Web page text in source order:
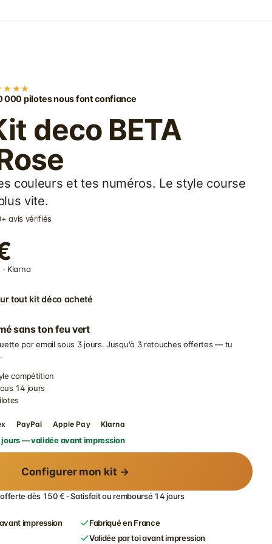
000 pilotes nous font confiance
deco BETA
couleurs et tes numéros. Le style course
vite.
avis vérifiés
Klarna
tout kit déco acheté
sans ton feu vert
par email sous 3 jours. Jusqu'à 3 retouches offertes — tu
compétition
14 jours
PayPal Apple Pay Klarna
— validée avant impression
Configurer mon kit →
dès 150 € · Satisfait ou remboursé 14 jours
impression
Fabriqué en France
Validée par toi avant impression